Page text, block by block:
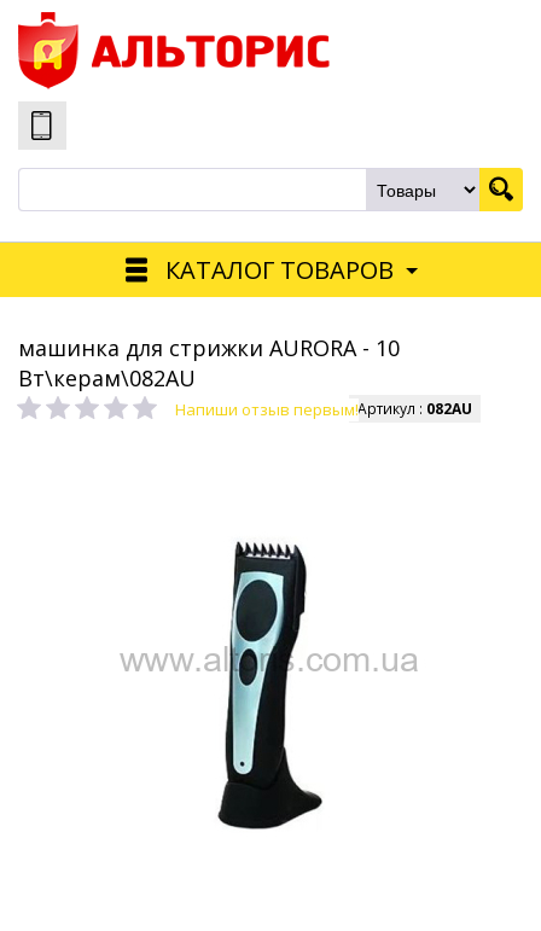
КАТАЛОГ ТОВАРОВ
машинка для стрижки AURORA - 10
Вт\керам\082AU
Напиши отзыв первым!Артикул : 082AU